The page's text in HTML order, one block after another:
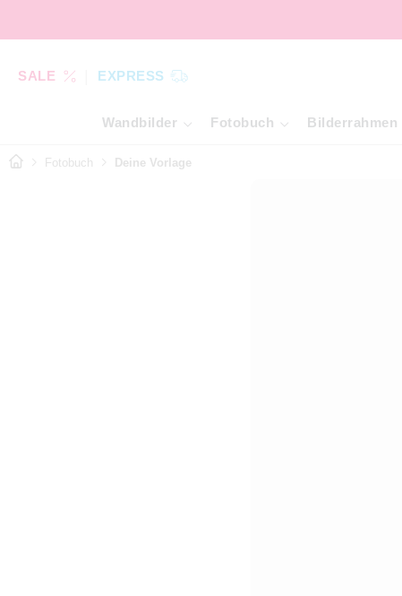
SALE EXPRESS
Wandbilder Fotobuch Bilderrahmen
Fotobuch Deine Vorlage